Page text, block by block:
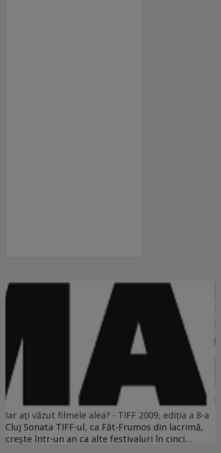
Iar aţi văzut filmele alea? - TIFF 2009, ediţia a 8-a
Cluj Sonata TIFF-ul, ca Făt-Frumos din lacrimă,
creşte într-un an ca alte festivaluri în cinci....